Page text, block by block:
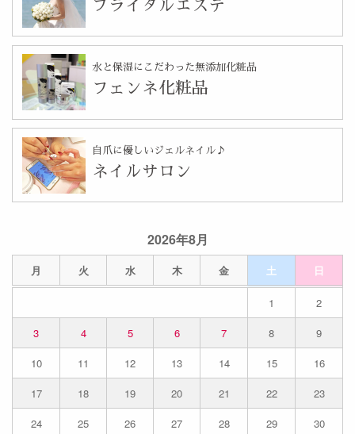
2026年8月
月 火 水 木 金 土 日
1
2
3
4 5 6 7 8
9
10
11 12 13 14 15
16
17
18 19 20 21 22
23
24
25 26 27 28 29
30
ブライダルエステ
水と保湿にこだわった無添加化粧品
フェンネ化粧品
自爪に優しいジェルネイル♪
ネイルサロン